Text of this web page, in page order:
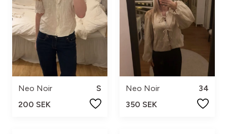
Neo Noir
S
200 SEK
Neo Noir
34
350 SEK